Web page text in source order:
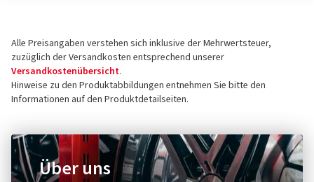
Alle Preisangaben verstehen sich inklusive der Mehrwertsteuer,
zuzüglich der Versandkosten entsprechend unserer
Versandkostenübersicht.
Hinweise zu den Produktabbildungen entnehmen Sie bitte den
Informationen auf den Produktdetailseiten.
Über uns